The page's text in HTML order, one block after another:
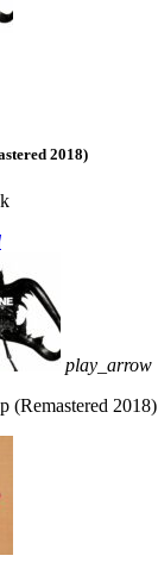
2018)
play_arrow
(Remastered 2018)